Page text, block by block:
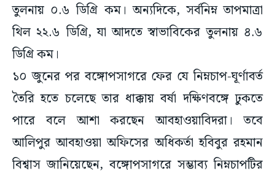
তুলনায় ০.৬ ডিগ্রি কম। অন্যদিকে, সর্বনিম্ন তাপমাত্রা
থিল ২২.৬ ডিগ্রি, যা আদতে স্বাভাবিকের তুলনায় ৪.৬
ডিগ্রি কম।
১০ জুনের পর বঙ্গোপসাগরে ফের যে নিম্নচাপ-ঘূর্ণাবর্ত
তৈরি হতে চলেছে তার ধাক্কায় বর্ষা দক্ষিণবঙ্গে ঢুকতে
পারে বলে আশা করছেন আবহাওয়াবিদরা। তবে
আলিপুর আবহাওয়া অফিসের অধিকর্তা হবিবুর রহমান
বিশ্বাস জানিয়েছেন, বঙ্গোপসাগরে সম্ভাব্য নিম্নচাপটির